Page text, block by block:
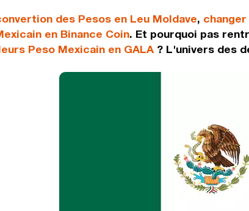
des Pesos en Leu Moldave,
en Binance Coin. Et pourquoi pas
Peso Mexicain en GALA ? L'univers des